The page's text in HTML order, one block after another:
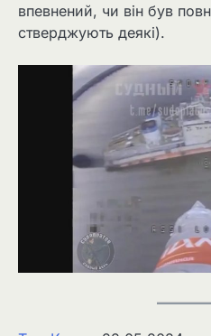
впевнений, чи він був
стверджують деякі).